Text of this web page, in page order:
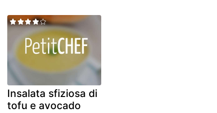
Insalata sfiziosa di
tofu e avocado